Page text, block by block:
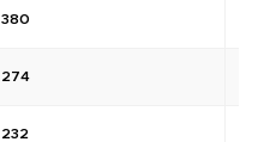
380
274
232